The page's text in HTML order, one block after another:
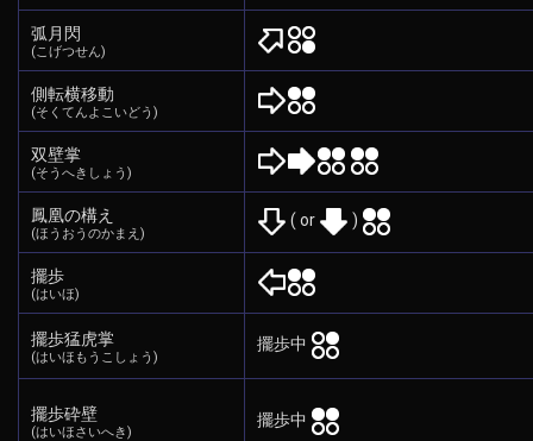
弧月閃
(こげつせん)
側転横移動
(そくてんよこいどう)
双壁掌
(そうへきしょう)
鳳凰の構え
(ほうおうのかまえ)
( or )
擺歩
(はいほ)
擺歩猛虎掌
(はいほもうこしょう)
擺歩中
擺歩砕壁
(はいほさいへき)
擺歩中